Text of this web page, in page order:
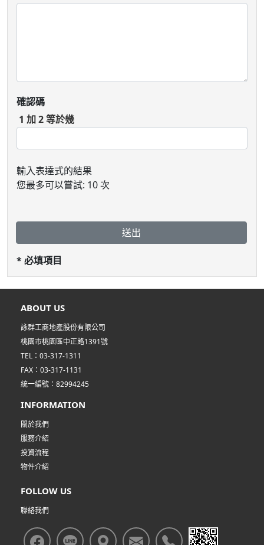
確認碼
1 加 2 等於幾
輸入表達式的結果
您最多可以嘗試: 10 次
送出
* 必填項目
ABOUT US
詠群工商地產股份有限公司
桃園市桃園區中正路1391號
TEL：03-317-1311
FAX：03-317-1131
統一編號：82994245
INFORMATION
關於我們
服務介紹
投資流程
物件介紹
FOLLOW US
聯絡我們